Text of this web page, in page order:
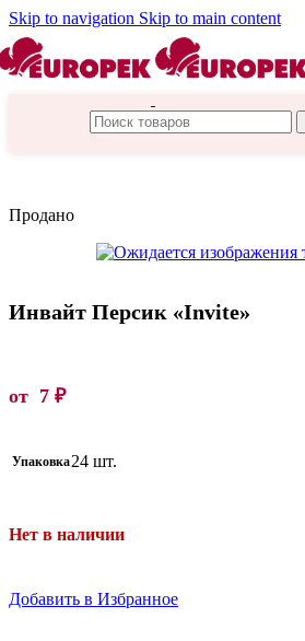
Skip to navigation Skip to main content
Продано
Инвайт Персик «Invite»
от 7 ₽
Упаковка24 шт.
Нет в наличии
Добавить в Избранное